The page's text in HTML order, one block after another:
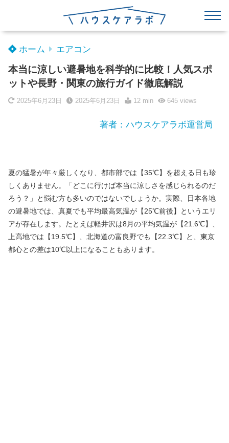
ホーム エアコン
本当に涼しい避暑地を科学的に比較！人気スポ
ットや長野・関東の旅行ガイド徹底解説
2025年6月23日 2025年6月23日 12 min 645views
著者：ハウスケアラボ運営局
夏の猛暑が年々厳しくなり、都市部では【35℃】を超える日も珍
しくありません。「どこに行けば本当に涼しさを感じられるのだ
ろう？」と悩む方も多いのではないでしょうか。実際、日本各地
の避暑地では、真夏でも平均最高気温が【25℃前後】というエリ
アが存在します。たとえば軽井沢は8月の平均気温が【21.6℃】、
上高地では【19.5℃】、北海道の富良野でも【22.3℃】と、東京
都心との差は10℃以上になることもあります。